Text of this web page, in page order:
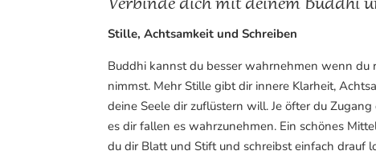
Stille, Achtsamkeit und Schreiben
Buddhi kannst du besser wahrnehmen wenn
nimmst. Mehr Stille gibt dir innere Klarheit,
deine Seele dir zuflüstern will. Je öfter du
es dir fallen es wahrzunehmen. Ein schönes
du dir Blatt und Stift und schreibst einfach drauf